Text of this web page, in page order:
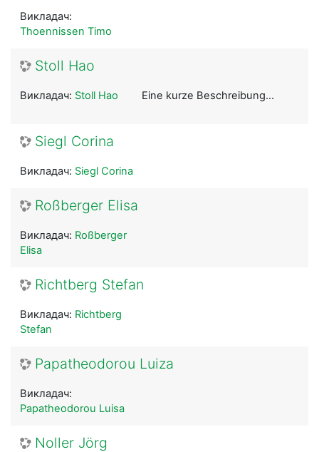
Викладач:
Thoennissen Timo
Stoll Hao
Eine kurze Beschreibung...
Викладач: Stoll Hao
Siegl Corina
Викладач: Siegl Corina
Roßberger Elisa
Викладач: Roßberger
Elisa
Richtberg Stefan
Викладач: Richtberg
Stefan
Papatheodorou Luiza
Викладач:
Papatheodorou Luisa
Noller Jörg